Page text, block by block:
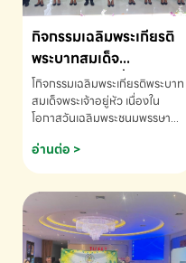
กิจกรรมเฉลิมพระเกียรติ
พระบาทสมเด็จ
พระเจ้าอยู่หัว เนื่องใน
โอกาสวันเฉลิม
พระชนมพรรษา
โกิจกรรมเฉลิมพระเกียรติพระบาท
สมเด็จพระเจ้าอยู่หัว เนื่องใน
โอกาสวันเฉลิมพระชนมพรรษา
ข้อมูลเพิ่มเติม โทร. 075-691910
อ่านต่อ >